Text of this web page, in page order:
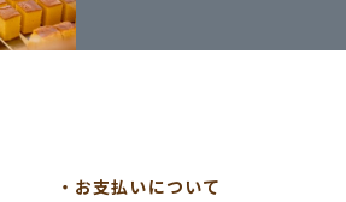
お支払いについて